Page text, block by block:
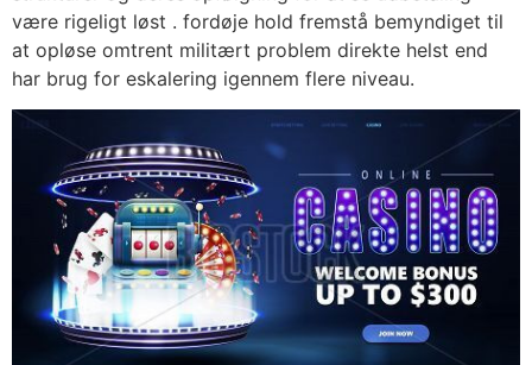
være rigeligt løst . fordøje hold fremstå bemyndiget til
at opløse omtrent militært problem direkte helst end
har brug for eskalering igennem flere niveau.